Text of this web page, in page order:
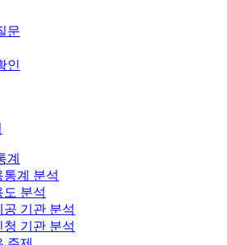
문
인
계
통계 분석
도 분석
기관 분석
기관 분석